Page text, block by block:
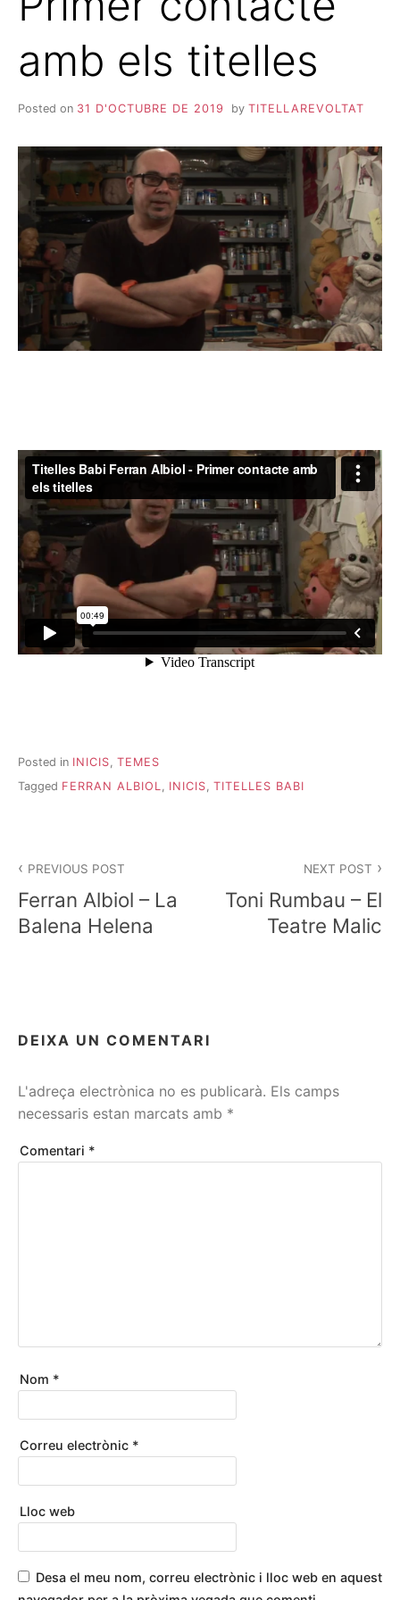
amb els titelles
Posted on 31 D'OCTUBRE DE 2019 by TITELLAREVOLTAT
Posted in INICIS, TEMES
Tagged FERRAN ALBIOL INICIS TITELLES BABI
d'entrades
PREVIOUS POST
Ferran Albiol – La
Balena Helena
NEXT POST
Toni Rumbau – El
Teatre Malic
DEIXA UN COMENTARI
L'adreça electrònica no es publicarà. Els camps
necessaris estan marcats amb *
Comentari *
Nom *
Correu electrònic *
Lloc web
Desa el meu nom, correu electrònic i lloc web en aquest